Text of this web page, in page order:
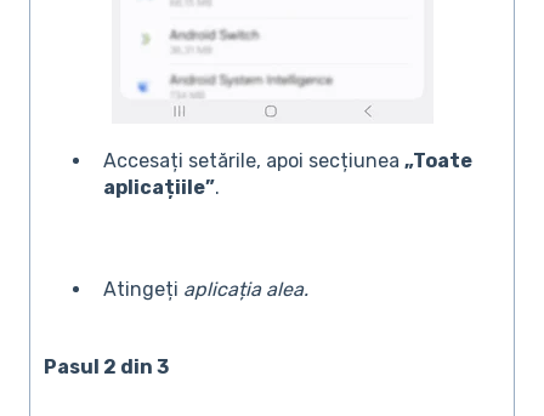
Accesați setările, apoi secțiunea„Toate
aplicațiile”.
Atingeți aplicația alea.
Pasul 2 din 3